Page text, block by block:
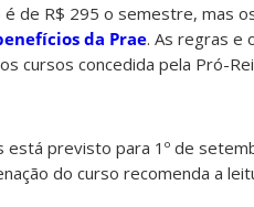
de R$ 295 o semestre, mas
da Prae. As regras e
cursos concedida pela Pró-
está previsto para 1º de
do curso recomenda a